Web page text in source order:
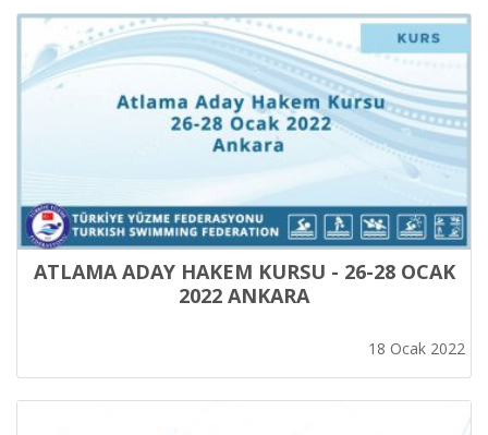
ATLAMA ADAY HAKEM KURSU - 26-28 OCAK
2022 ANKARA
18 Ocak 2022